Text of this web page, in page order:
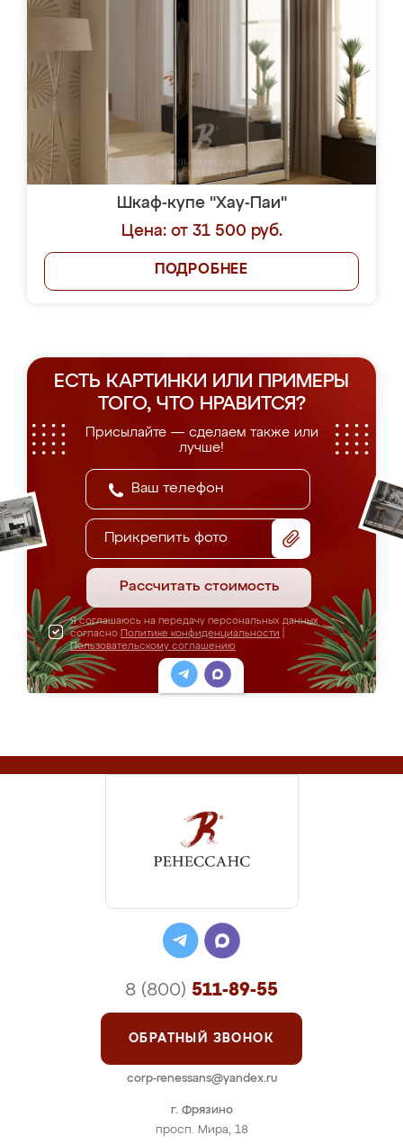
Шкаф-купе "Хау-Паи"
Цена: от 31 500 руб.
ПОДРОБНЕЕ
ЕСТЬ КАРТИНКИ ИЛИ ПРИМЕРЫ
ТОГО, ЧТО НРАВИТСЯ?
Присылайте — сделаем также или
лучше!
Прикрепить фото
Рассчитать стоимость
Я соглашаюсь на передачу персональных данных
согласно Политике конфиденциальности
Пользовательскому соглашению
г. Фрязино
просп. Мира, 18
8 (800) 511-89-55
ОБРАТНЫЙ ЗВОНОК
corp-renessans@yandex.ru